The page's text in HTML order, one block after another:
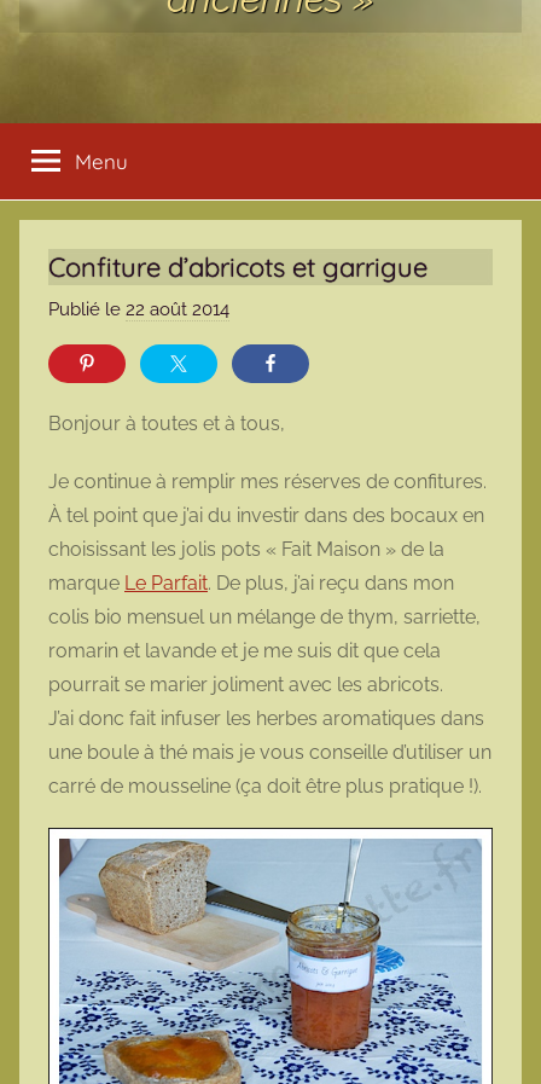
Menu
Confiture d’abricots et garrigue
Publié le 22 août 2014
r
a
o
t
t
e
Bonjour à toutes et à tous,
Je continue à remplir mes réserves de confitures.
À tel point que j’ai du investir dans des bocaux en
choisissant les jolis pots « Fait Maison » de la
marque Le Parfait. De plus, j’ai reçu dans mon
colis bio mensuel un mélange de thym, sarriette,
romarin et lavande et je me suis dit que cela
pourrait se marier joliment avec les abricots.
J’ai donc fait infuser les herbes aromatiques dans
une boule à thé mais je vous conseille d’utiliser un
carré de mousseline (ça doit être plus pratique !).